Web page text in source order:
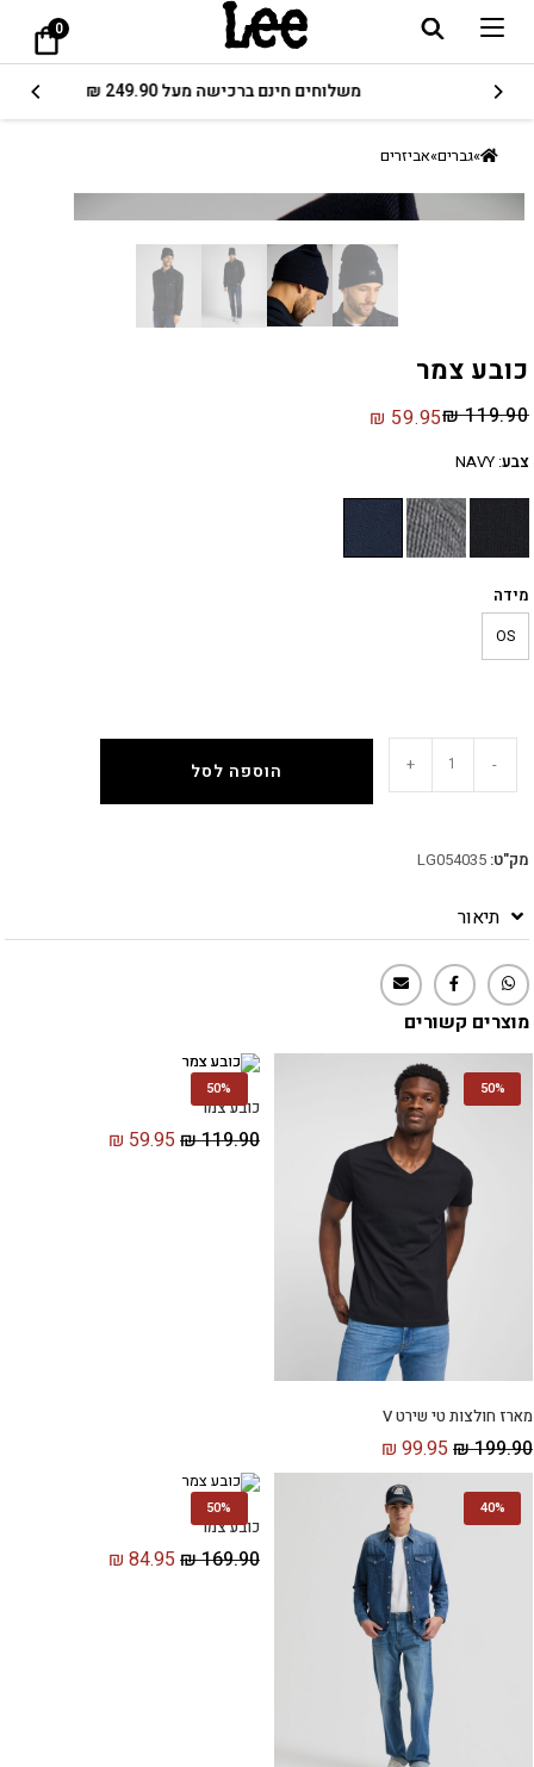
0
משלוחים חינם ברכישה מעל 249.90 ₪
»גברים»אביזרים
כובע צמר
₪119.90
₪ 59.95
צבע:
NAVY
מידה
OS
-
+ הוספה לסל
מק"ט:LG054035
תיאור
מוצרים קשורים
50%
מארז חולצות טי שירט V
₪199.90
₪ 99.95
50%
כובע צמר
₪119.90
₪ 59.95
40%
50%
כובע צמר
₪169.90
₪ 84.95